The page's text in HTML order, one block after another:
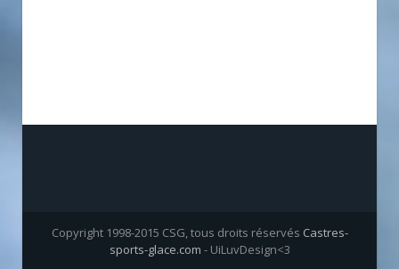
Copyright 1998-2015 CSG, tous droits réservés Castres-
sports-glace.com - UiLuvDesign<3